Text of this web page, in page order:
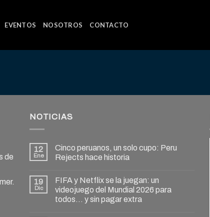
EVENTOS NOSOTROS CONTACTO
de
NOTICIAS
12
Ene
Cinco peruanos, un solo cupo: Peru
Rejects hace historia
19
Dic
FIFA y Netflix se la juegan: un
videojuego del Mundial 2026 para
todos… y sin pagar extra